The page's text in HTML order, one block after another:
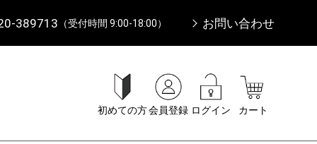
389713 （受付時間 9:00-18:00） お問い合わせ
初めての方会員登録 ログイン カート